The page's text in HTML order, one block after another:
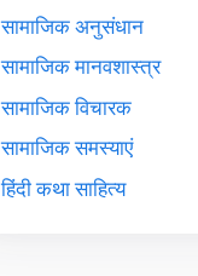
सामाजिक अनुसंधान
सामाजिक मानवशास्त्र
सामाजिक विचारक
सामाजिक समस्याएं
हिंदी कथा साहित्य